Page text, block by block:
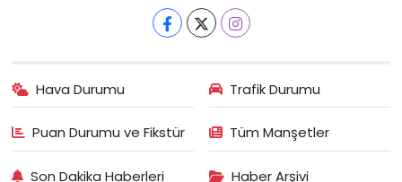
Hava Durumu Trafik Durumu
Puan Durumu ve Fikstür Tüm Manşetler
Son Dakika Haberleri Haber Arşivi